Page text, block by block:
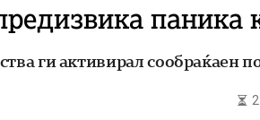
ги активирал сообраќаен